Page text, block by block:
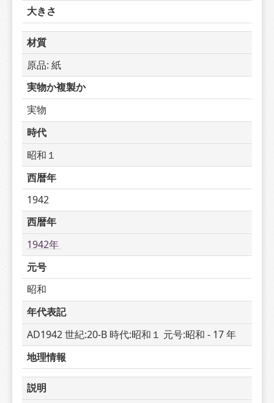
大きさ
材質
原品: 紙
実物か複製か
実物
時代
昭和１
西暦年
1942
西暦年
1942年
元号
昭和
年代表記
AD1942 世紀:20-B 時代:昭和１ 元号:昭和 - 17 年
地理情報
説明